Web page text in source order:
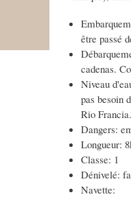
être passé
cadenas.
Niveau
pas besoin
Rio
Dangers:
Longueur:
Classe: 1
Dénivelé:
Navette: